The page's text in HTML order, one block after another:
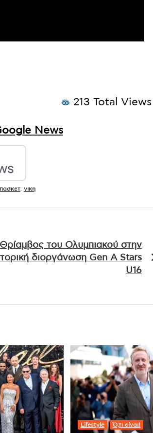
213 Total Views
News
νικη
Θρίαμβος του Ολυμπιακού στην
διοργάνωση Gen A Stars
U16
Lifestyle Ό,τι είναι!